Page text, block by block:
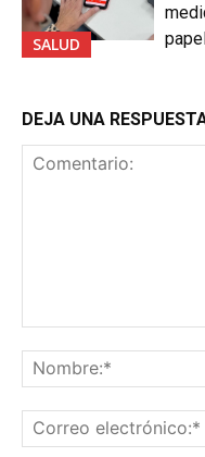
SALUD
DEJA UNA